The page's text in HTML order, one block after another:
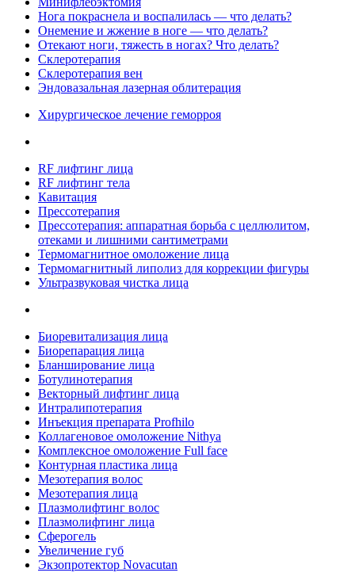
Нога покраснела и воспалилась — что делать?
Онемение и жжение в ноге — что делать?
Отекают ноги, тяжесть в ногах? Что делать?
Склеротерапия
Склеротерапия вен
Эндовазальная лазерная облитерация
Хирургическое лечение геморроя
RF лифтинг лица
RF лифтинг тела
Кавитация
Прессотерапия
Прессотерапия: аппаратная борьба с целлюлитом,
отеками и лишними сантиметрами
Термомагнитное омоложение лица
Термомагнитный липолиз для коррекции фигуры
Ультразвуковая чистка лица
Биоревитализация лица
Биорепарация лица
Бланширование лица
Ботулинотерапия
Векторный лифтинг лица
Интралипотерапия
Инъекция препарата Profhilo
Коллагеновое омоложение Nithya
Комплексное омоложение Full face
Контурная пластика лица
Мезотерапия волос
Мезотерапия лица
Плазмолифтинг волос
Плазмолифтинг лица
Сферогель
Увеличение губ
Экзопротектор Novacutan